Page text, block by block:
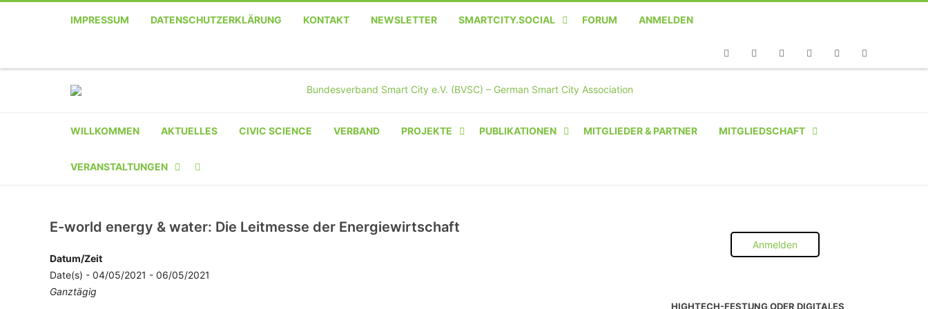
IMPRESSUM DATENSCHUTZERKLÄRUNG KONTAKT NEWSLETTER SMARTCITY.SOCIAL FORUM ANMELDEN
WILLKOMMEN AKTUELLES CIVIC SCIENCE VERBAND PROJEKTE
CLAIRYFI-INDOORS: SMART
PUBLIKATIONEN MITGLIEDER & PARTNER MITGLIEDSCHAFT
INSTITUTION
VERANSTALTUNGEN
VERANSTALTER-
REGISTRIERUNG
VERANSTALTUNG
E-world energy & water: Die Leitmesse der Energiewirtschaft
Datum/Zeit
Date(s) - 04/05/2021 - 06/05/2021
Ganztägig
Anmelden
HIGHTECH-FESTUNG ODER DIGITALES